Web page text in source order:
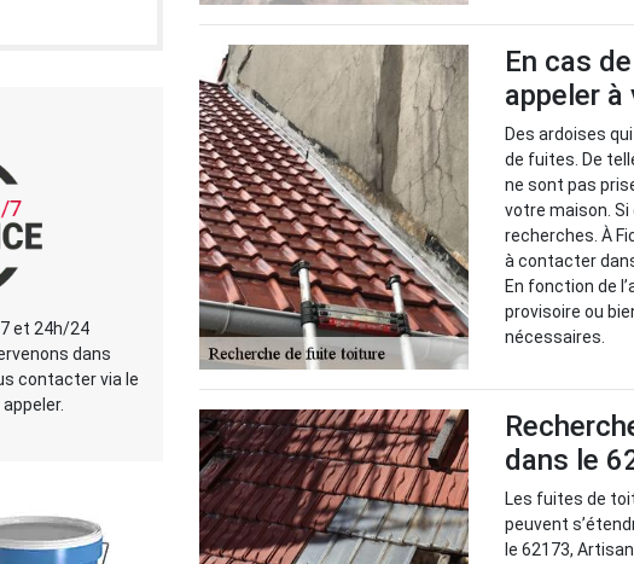
7 et 24h/24
dans
contacter via le
En cas
appeler
Des ardoises
de fuites. De
ne sont pas
votre maison. Si
recherches. À
à contacter
En fonction de
provisoire ou
nécessaires.
dans le
Les fuites de
peuvent
le 62173,